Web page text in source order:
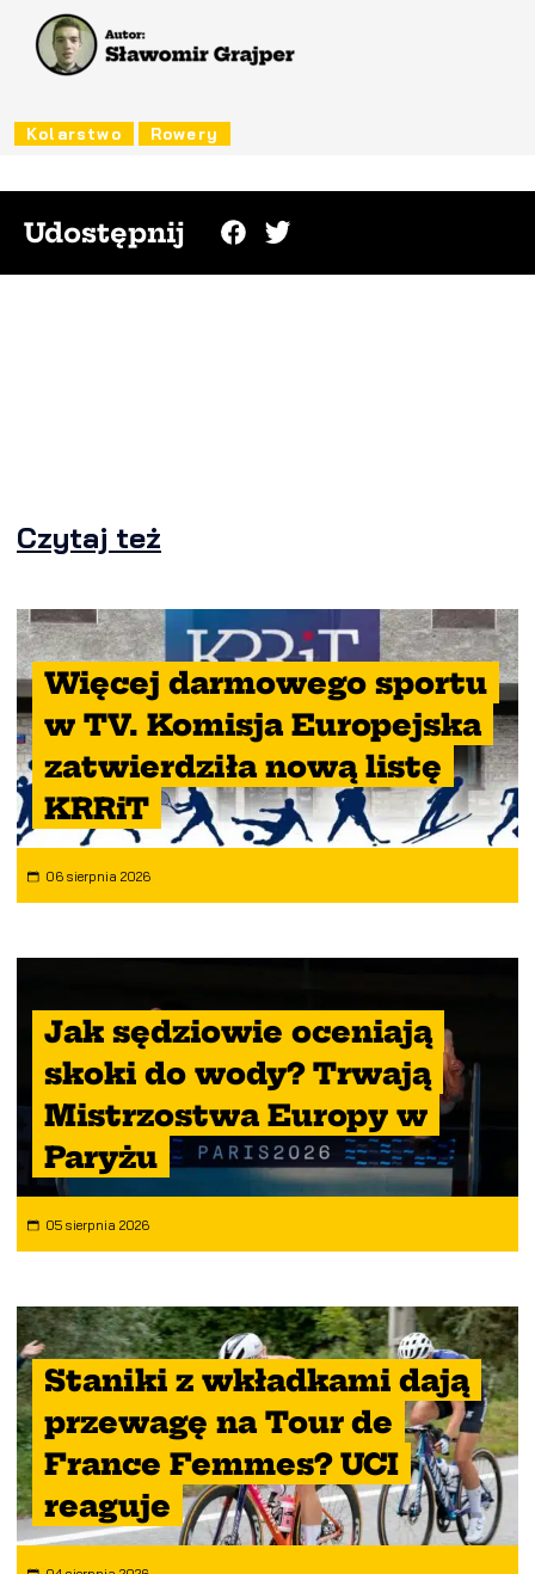
Kolarstwo Rowery
Udostępnij
Czytaj też
Więcej darmowego sportu
w TV. Komisja Europejska
zatwierdziła nową listę
KRRiT
06 sierpnia 2026
Jak sędziowie oceniają
skoki do wody? Trwają
Mistrzostwa Europy w
Paryżu
05 sierpnia 2026
Staniki z wkładkami dają
przewagę na Tour de
France Femmes? UCI
reaguje